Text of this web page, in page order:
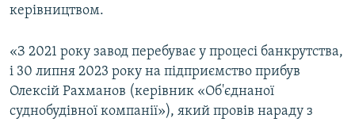
керівництвом.
«З 2021 року завод перебуває у процесі банкрутства,
і 30 липня 2023 року на підприємство прибув
Олексій Рахманов (керівник «Об'єднаної
суднобудівної компанії»), який провів нараду з